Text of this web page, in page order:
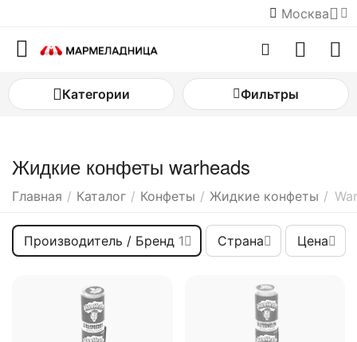
Москва
Категории Фильтры
Жидкие конфеты warheads
Главная / Каталог / Конфеты / Жидкие конфеты /
Производитель / Бренд 1 Страна Цена